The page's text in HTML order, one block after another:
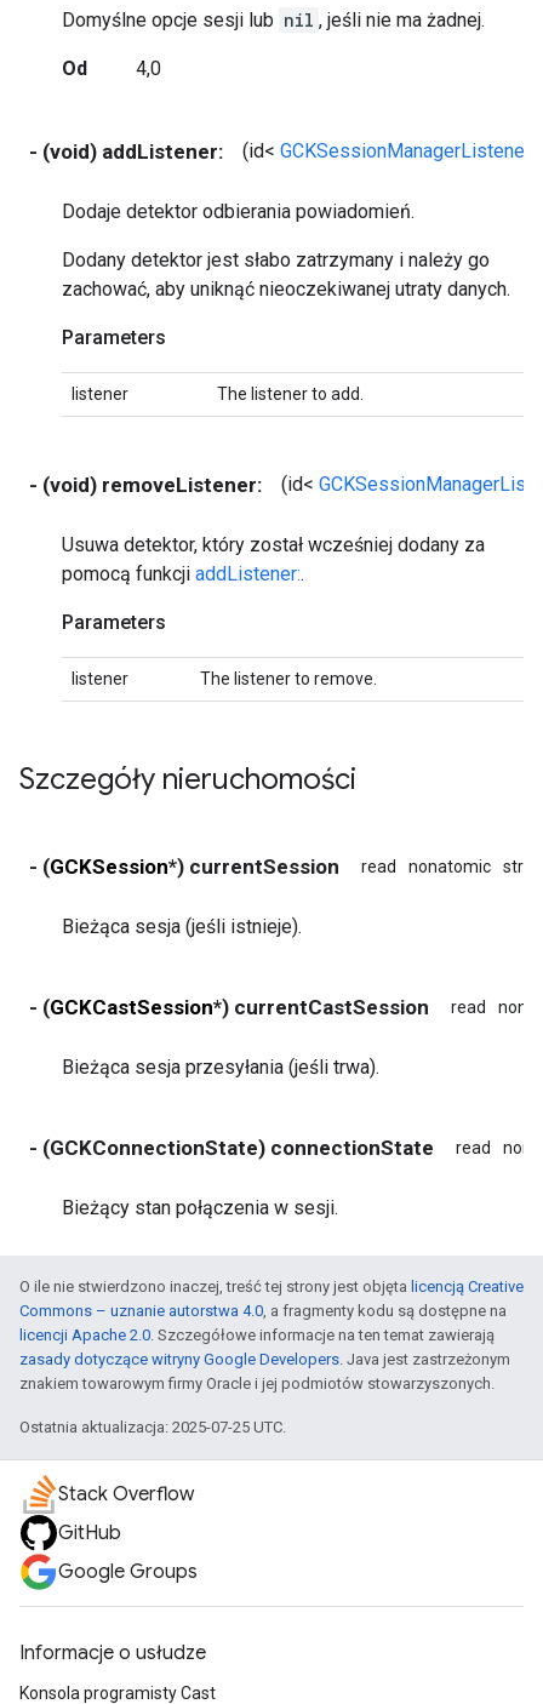
Domyślne opcje sesji lub nil , jeśli nie ma żadnej.
Od 4,0
- (void) addListener: (id< GCKSessionManagerListener
Dodaje detektor odbierania powiadomień.
Dodany detektor jest słabo zatrzymany i należy go
zachować, aby uniknąć nieoczekiwanej utraty danych.
Parameters
listener The listener to add.
- (void) removeListener: (id<
Usuwa detektor, który został wcześniej dodany za
pomocą funkcji addListener:.
Parameters
listener The listener to remove.
Szczegóły nieruchomości
- (GCKSession*) currentSession read nonatomic
Bieżąca sesja (jeśli istnieje).
- (GCKCastSession*) currentCastSession read
Bieżąca sesja przesyłania (jeśli trwa).
- (GCKConnectionState) connectionState read
Bieżący stan połączenia w sesji.
O ile nie stwierdzono inaczej, treść tej strony jest objęta licencją Creative
Commons – uznanie autorstwa 4.0 , a fragmenty kodu są dostępne na
licencji Apache 2.0 . Szczegółowe informacje na ten temat zawierają
zasady dotyczące witryny Google Developers . Java jest zastrzeżonym
znakiem towarowym firmy Oracle i jej podmiotów stowarzyszonych.
Ostatnia aktualizacja: 2025-07-25 UTC.
Stack Overflow
GitHub
Google Groups
Informacje o usłudze
Konsola programisty Cast